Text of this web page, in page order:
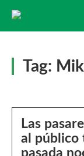
Tag:
Las
al público
pasada